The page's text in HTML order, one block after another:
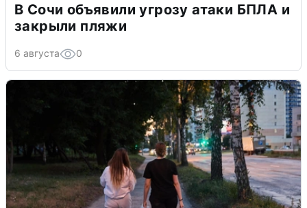
В Сочи объявили угрозу атаки БПЛА и
закрыли пляжи
6 августа 0